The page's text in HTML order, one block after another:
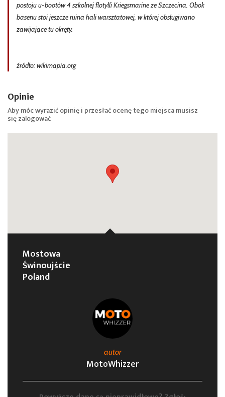
postoju u-bootów 4 szkolnej flotylli Kriegsmarine ze Szczecina. Obok
basenu stoi jeszcze ruina hali warsztatowej, w której obsługiwano
zawijające tu okręty.
źródło: wikimapia.org
Opinie
Aby móc wyrazić opinię i przesłać ocenę tego miejsca musisz
sięzalogować
Mostowa
Świnoujście
Poland
autor
MotoWhizzer